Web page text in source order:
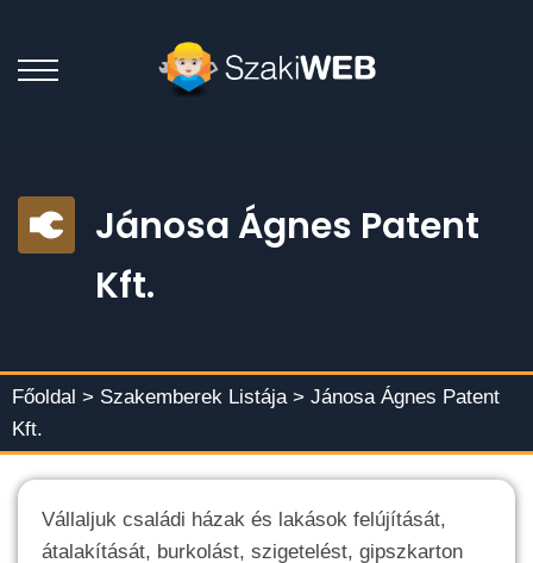
Jánosa Ágnes Patent
Kft.
Főoldal > Szakemberek Listája > Jánosa Ágnes Patent
Kft.
Vállaljuk családi házak és lakások felújítását,
átalakítását, burkolást, szigetelést, gipszkarton